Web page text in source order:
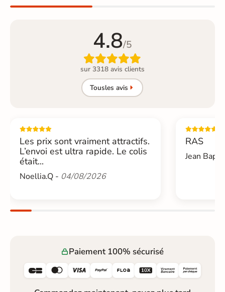
4.8/5

sur 3318 avis clients
Tousles avis
Les prix sont vraiment attractifs.
L’envoi est ultra rapide. Le colis
était...
Noellia.Q - 04/08/2026
RAS
Jean
Paiement 100% sécurisé
     